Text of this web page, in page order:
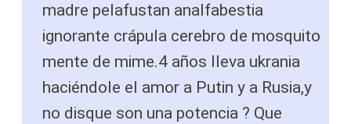
madre pelafustan analfabestia
ignorante crápula cerebro de mosquito
mente de mime.4 años lleva ukrania
haciéndole el amor a Putin y a Rusia,y
no disque son una potencia ? Que